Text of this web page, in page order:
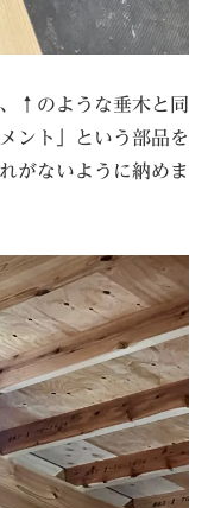
↑のような垂木と同
ント」という部品を
がないように納めま